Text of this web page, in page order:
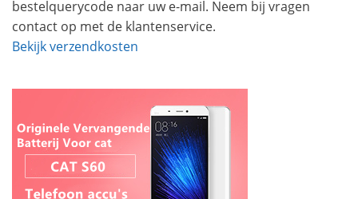
bestelquerycode naar uw e-mail. Neem bij vragen
contact op met de klantenservice.
Bekijk verzendkosten